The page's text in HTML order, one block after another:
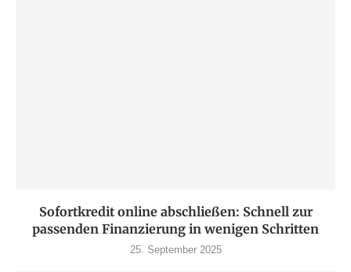
Sofortkredit online abschließen: Schnell zur
passenden Finanzierung in wenigen Schritten
25. September 2025